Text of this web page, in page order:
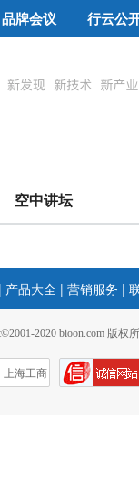
品牌会议 行云公
空中讲坛
| 产品大全 | 营销服务 |
2020 bioon.com 版权
上海工商